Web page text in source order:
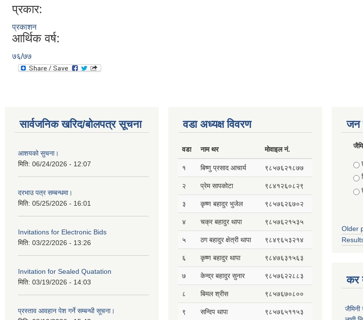
प्रकार:
प्रकाशन
आर्थिक वर्ष:
७६/७७
सार्वजनिक खरिद/बोलपत्र सूचना
आशयको सुचना।
मिति: 06/24/2026 - 12:07
दरभाउ पत्र सम्बन्धमा।
मिति: 05/25/2026 - 16:01
Invitations for Electronic Bids
मिति: 03/22/2026 - 13:26
Invitation for Sealed Quatation
मिति: 03/19/2026 - 14:03
प्रस्ताव आवहान पेश गर्ने सम्बन्धी सूचना।
वडा अध्यक्ष विवरण
वडा नाम थर मोवाइल नं.
१ बिष्णु प्रसाद आचार्य ९८५७६२१८७७
२ प्रेम सापकोटा ९८४१२६०८२९
३ कृष्ण बहादुर भुजेल ९८५७६२६७०२
४ चक्र बहादुर थापा ९८५७६२१५३५
५ ठग बहादुर क्षेत्री थापा ९८४९६५३२१४
६ कृष्ण बहादुर थापा ९८४७६३१५६३
७ केन्द्र बहादुर सुनार ९८५७६२२८८३
८ बिमल श्रीस ९८५७६७०८००
९ सन्दिप थापा ९८५७६५११५३
जन
Older
कर